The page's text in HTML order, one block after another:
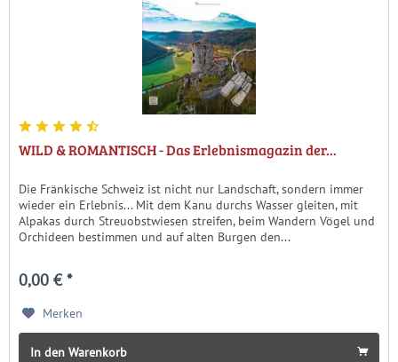
WILD & ROMANTISCH - Das Erlebnismagazin der...
Die Fränkische Schweiz ist nicht nur Landschaft, sondern immer
wieder ein Erlebnis... Mit dem Kanu durchs Wasser gleiten, mit
Alpakas durch Streuobstwiesen streifen, beim Wandern Vögel und
Orchideen bestimmen und auf alten Burgen den...
0,00 € *
Merken
In den Warenkorb